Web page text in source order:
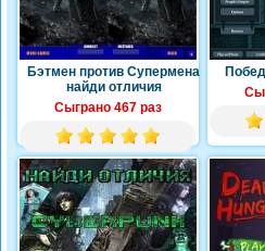
Бэтмен против Супермена
найди отличия
Сыграно 467 раз